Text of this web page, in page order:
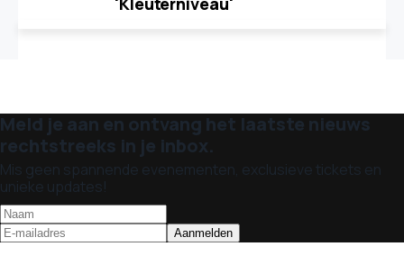
Meld je aan en ontvang het laatste nieuws
rechtstreeks in je inbox.
Mis geen spannende evenementen, exclusieve tickets en
unieke updates!